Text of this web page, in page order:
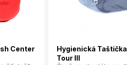
Center
Hygienická
Tour III